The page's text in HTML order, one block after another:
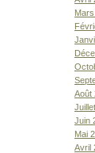
Août
Juin
Mai
Avril